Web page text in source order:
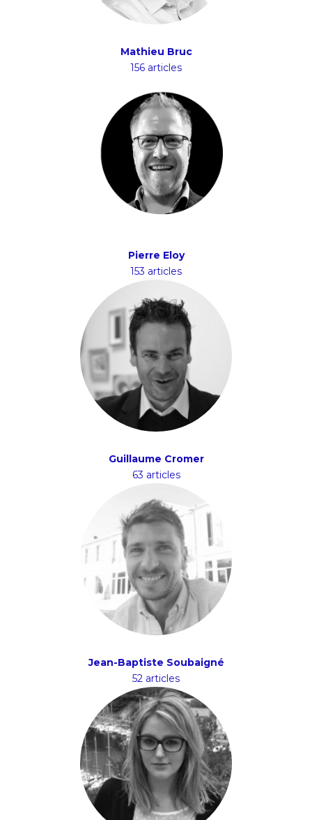
Mathieu Bruc
156 articles
Pierre Eloy
153 articles
Guillaume Cromer
63 articles
Jean-Baptiste Soubaigné
52 articles